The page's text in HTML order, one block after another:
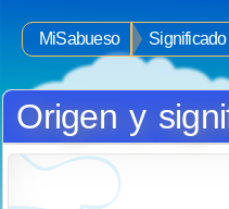
MiSabueso
Origen y